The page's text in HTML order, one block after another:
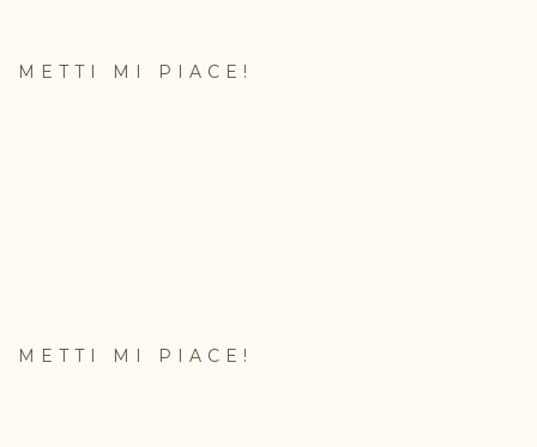
METTI MI PIACE!
METTI MI PIACE!